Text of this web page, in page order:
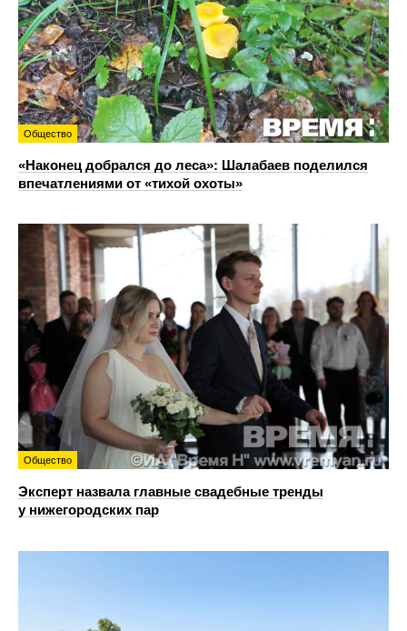
Общество
«Наконец добрался до леса»: Шалабаев поделился
впечатлениями от «тихой охоты»
Общество
Эксперт назвала главные свадебные тренды
у нижегородских пар